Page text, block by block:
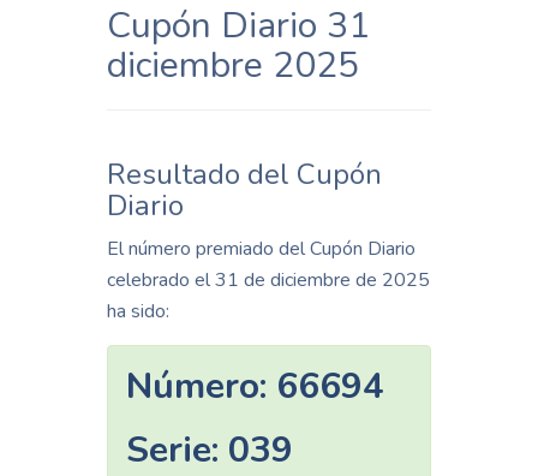
Cupón Diario 31
diciembre 2025
Resultado del Cupón
Diario
El número premiado del Cupón Diario
celebrado el 31 de diciembre de 2025
ha sido:
Número: 66694
Serie: 039